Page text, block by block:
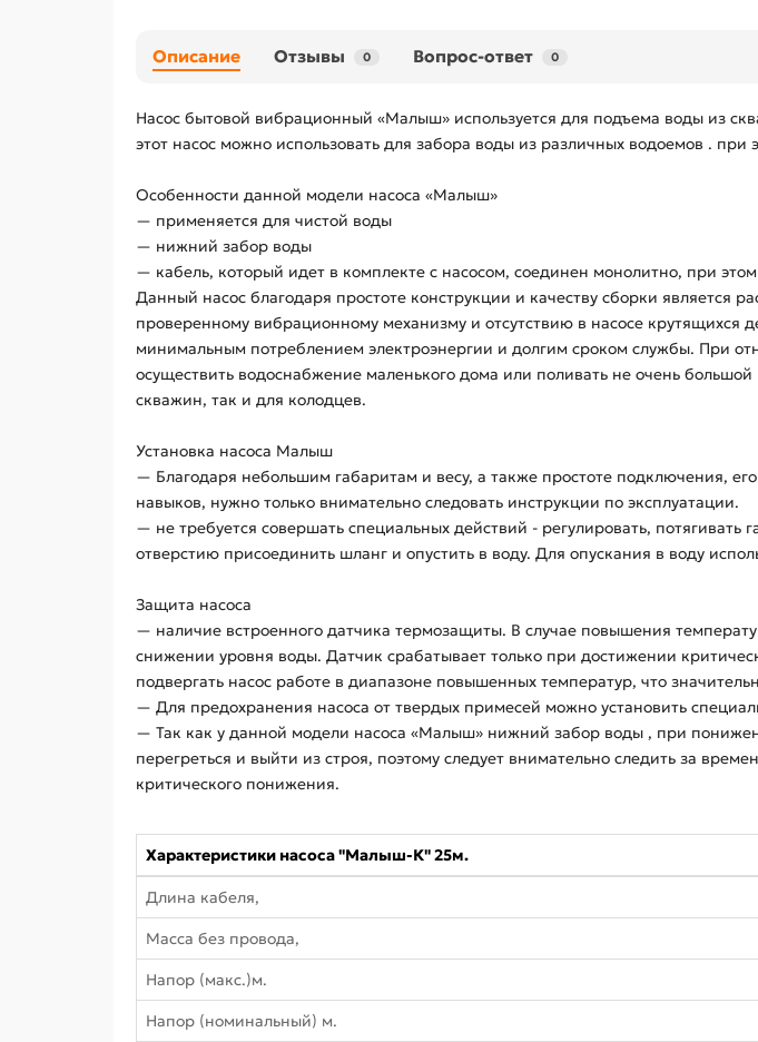
Описание Отзывы 0 Вопрос-ответ 0
Насос бытовой вибрационный «Малыш» используется для подъема воды из
этот насос можно использовать для забора воды из различных водоемов .
Особенности данной модели насоса «Малыш»
— применяется для чистой воды
— нижний забор воды
— кабель, который идет в комплекте с насосом, соединен монолитно, при
Данный насос благодаря простоте конструкции и качеству сборки является
проверенному вибрационному механизму и отсутствию в насосе крутящихся
минимальным потреблением электроэнергии и долгим сроком службы. При
осуществить водоснабжение маленького дома или поливать не очень
скважин, так и для колодцев.
Установка насоса Малыш
— Благодаря небольшим габаритам и весу, а также простоте подключения,
навыков, нужно только внимательно следовать инструкции по эксплуатации.
— не требуется совершать специальных действий - регулировать, потягивать
отверстию присоединить шланг и опустить в воду. Для опускания в воду
Защита насоса
— наличие встроенного датчика термозащиты. В случае повышения
снижении уровня воды. Датчик срабатывает только при достижении
подвергать насос работе в диапазоне повышенных температур, что
— Для предохранения насоса от твердых примесей можно установить
— Так как у данной модели насоса «Малыш» нижний забор воды , при
перегреться и выйти из строя, поэтому следует внимательно следить за
критического понижения.
Характеристики насоса "Малыш-К" 25м.
Длина кабеля,
Масса без провода,
Напор (макс.)м.
Напор (номинальный) м.